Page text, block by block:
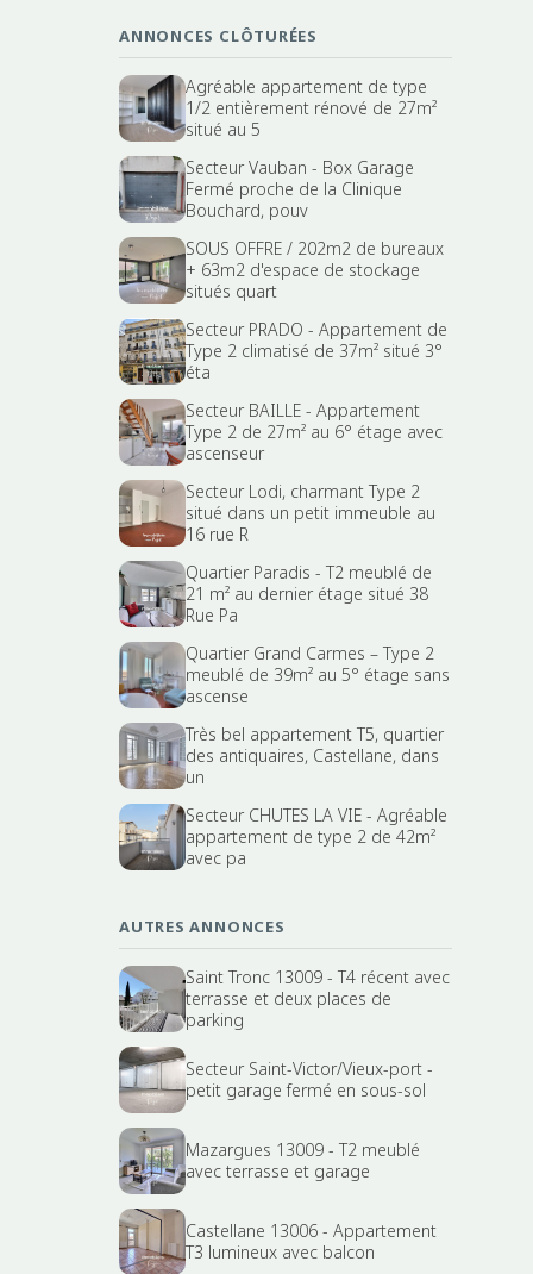
ANNONCES CLÔTURÉES
Agréable appartement de type
1/2 entièrement rénové de 27m²
situé au 5
Secteur Vauban - Box Garage
Fermé proche de la Clinique
Bouchard, pouv
SOUS OFFRE / 202m2 de bureaux
+ 63m2 d'espace de stockage
situés quart
Secteur PRADO - Appartement de
Type 2 climatisé de 37m² situé 3°
éta
Secteur BAILLE - Appartement
Type 2 de 27m² au 6° étage avec
ascenseur
Secteur Lodi, charmant Type 2
situé dans un petit immeuble au
16 rue R
Quartier Paradis - T2 meublé de
21 m² au dernier étage situé 38
Rue Pa
Quartier Grand Carmes – Type 2
meublé de 39m² au 5° étage sans
ascense
Très bel appartement T5, quartier
des antiquaires, Castellane, dans
un
Secteur CHUTES LA VIE - Agréable
appartement de type 2 de 42m²
avec pa
AUTRES ANNONCES
Saint Tronc 13009 - T4 récent avec
terrasse et deux places de
parking
Secteur Saint-Victor/Vieux-port -
petit garage fermé en sous-sol
Mazargues 13009 - T2 meublé
avec terrasse et garage
Castellane 13006 - Appartement
T3 lumineux avec balcon